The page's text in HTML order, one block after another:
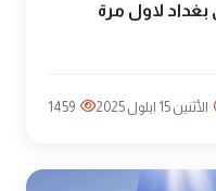
لاول مرة
الأثنين 15 ايلول 2025 1459